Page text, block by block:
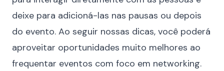
deixe para adicioná-las nas pausas ou depois
do evento. Ao seguir nossas dicas, você poderá
aproveitar oportunidades muito melhores ao
frequentar eventos com foco em networking.